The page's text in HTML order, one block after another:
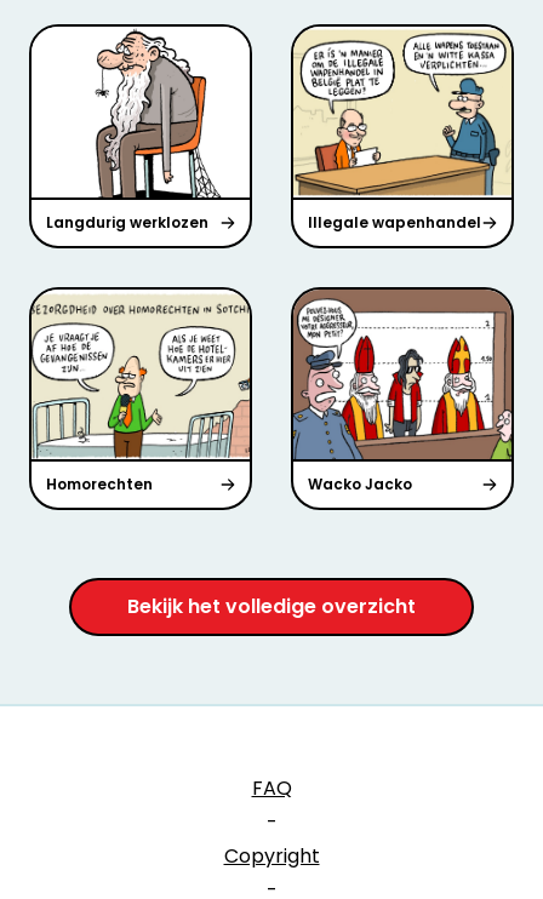
Langdurig werklozen Illegale wapenhandel
Homorechten Wacko Jacko
Bekijk het volledige overzicht
FAQ
-
Copyright
-